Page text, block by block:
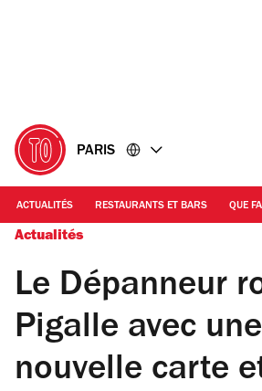
PARIS
ACTUALITÉS RESTAURANTS ET BARS QUE
Actualités
Le Dépanneur
Pigalle avec une
nouvelle carte